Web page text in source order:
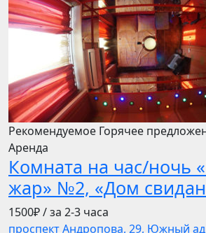
Рекомендуемое Горячее
Аренда
Комната на час/ночь
жар» №2, «Дом
1500₽/ за 2-3 часа
проспект Андропова, 29, Южный